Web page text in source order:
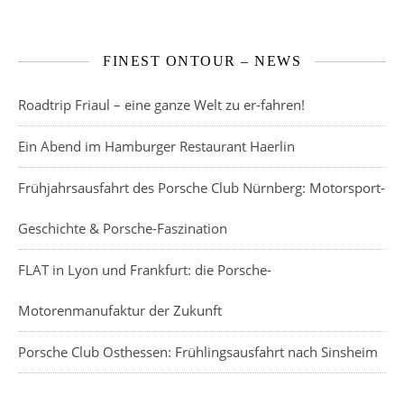
FINEST ONTOUR – NEWS
Roadtrip Friaul – eine ganze Welt zu er-fahren!
Ein Abend im Hamburger Restaurant Haerlin
Frühjahrsausfahrt des Porsche Club Nürnberg: Motorsport-
Geschichte & Porsche-Faszination
FLAT in Lyon und Frankfurt: die Porsche-
Motorenmanufaktur der Zukunft
Porsche Club Osthessen: Frühlingsausfahrt nach Sinsheim